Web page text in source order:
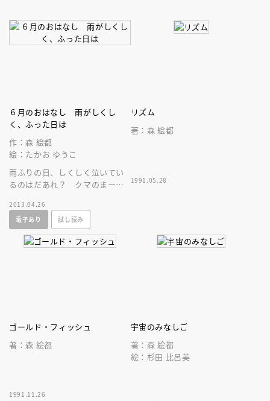
６月のおはなし 雨がしくし
く、ふった日は
作：森 絵都
絵：たかお ゆうこ
雨ふりの日、しくしく泣いてい
るのはだあれ？ クマのまーく
へ出かけます。森絵都さんの
「雨」の童話。
2013.04.26
電子あり
試し読み
リズム
著：森 絵都
1991.05.28
ゴールド・フィッシュ
著：森 絵都
1991.11.26
宇宙のみなしご
著：森 絵都
絵：杉田 比呂美